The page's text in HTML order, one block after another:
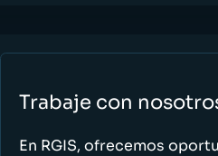
Trabaje con
En RGIS, ofrecemos